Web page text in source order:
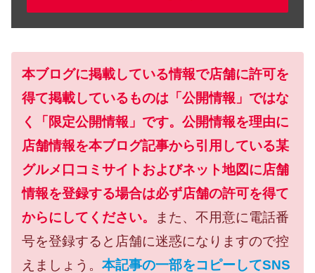
本ブログに掲載している情報で店舗に許可を
得て掲載しているものは「公開情報」ではな
く「限定公開情報」です。公開情報を理由に
店舗情報を本ブログ記事から引用している某
グルメ口コミサイトおよびネット地図に店舗
情報を登録する場合は必ず店舗の許可を得て
からにしてください。
また、不用意に電話番
号を登録すると店舗に迷惑になりますので控
えましょう。 本記事の一部をコピーしてSNS